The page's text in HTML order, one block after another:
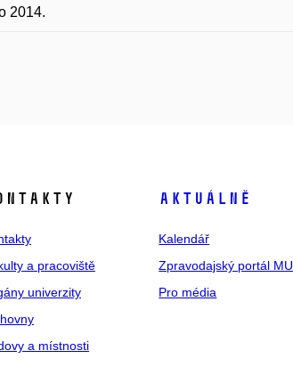
2014.
a pracoviště
univerzity
a místnosti
Aktuálně
Kalendář
Zpravodajský portál MU
Pro média